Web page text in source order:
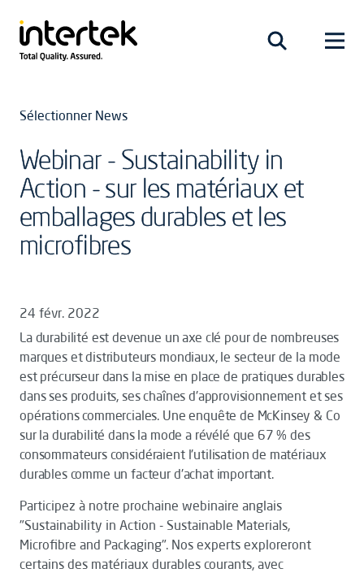
Sélectionner News
Webinar - Sustainability in
Action - sur les matériaux et
emballages durables et les
microfibres
24 févr. 2022
La durabilité est devenue un axe clé pour de nombreuses
marques et distributeurs mondiaux, le secteur de la mode
est précurseur dans la mise en place de pratiques durables
dans ses produits, ses chaînes d'approvisionnement et ses
opérations commerciales. Une enquête de McKinsey & Co
sur la durabilité dans la mode a révélé que 67 % des
consommateurs considéraient l'utilisation de matériaux
durables comme un facteur d'achat important.
Participez à notre prochaine webinaire anglais
"Sustainability in Action - Sustainable Materials,
Microfibre and Packaging". Nos experts exploreront
certains des matériaux durables courants, avec